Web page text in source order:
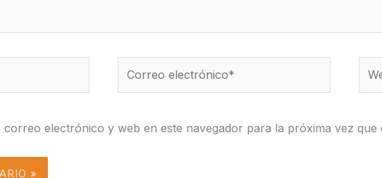
electrónico*
correo electrónico y web en este navegador para la próxima vez que